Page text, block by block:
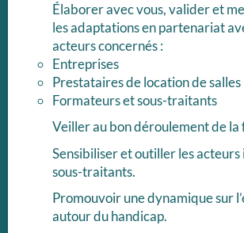
Élaborer avec vous, valider et
les adaptations en partenariat
acteurs concernés :
Entreprises
Prestataires de location de salles
Formateurs et sous-traitants
Veiller au bon déroulement de
Sensibiliser et outiller les acteurs
sous-traitants.
Promouvoir une dynamique sur
autour du handicap.